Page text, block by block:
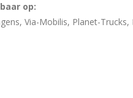
op:
Via-Mobilis, Planet-